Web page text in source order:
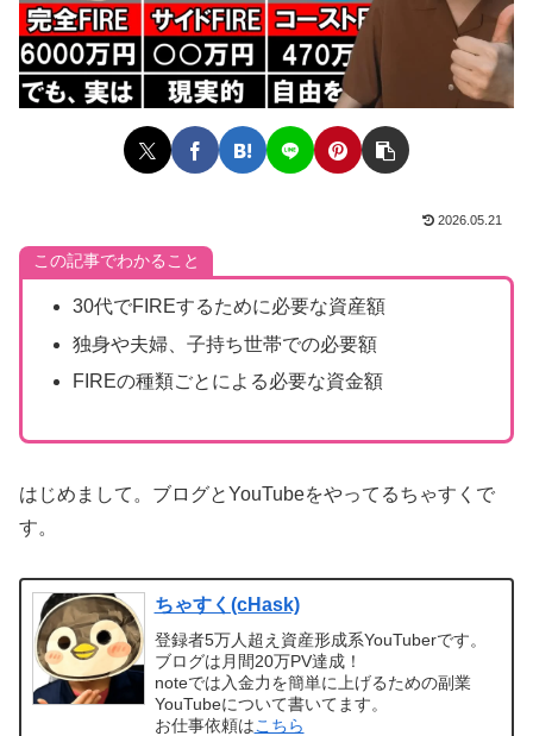
2026.05.21
この記事でわかること
30代でFIREするために必要な資産額
独身や夫婦、子持ち世帯での必要額
FIREの種類ごとによる必要な資金額
はじめまして。ブログとYouTubeをやってるちゃすくで
す。
ちゃすく(cHask)
登録者5万人超え資産形成系YouTuberです。
ブログは月間20万PV達成！
noteでは入金力を簡単に上げるための副業
YouTubeについて書いてます。
お仕事依頼はこちら